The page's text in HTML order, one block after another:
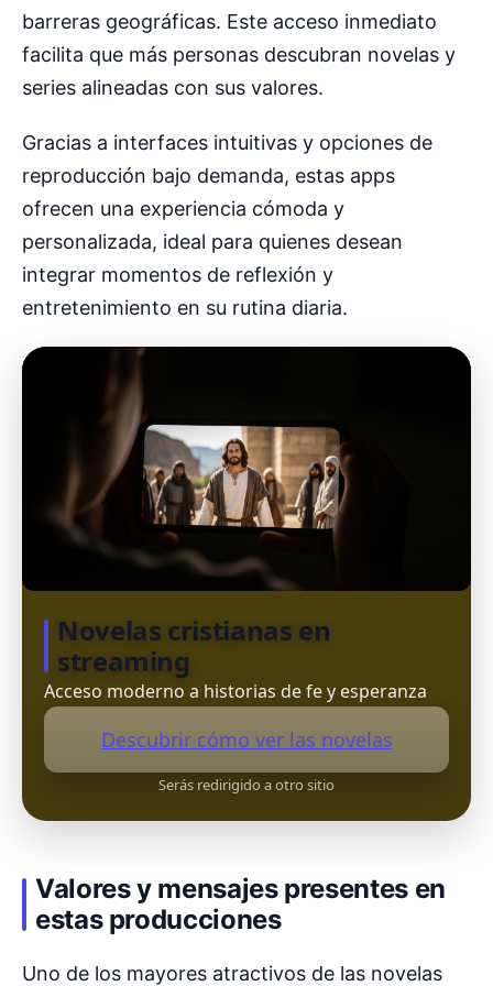
barreras geográficas. Este acceso inmediato
facilita que más personas descubran novelas y
series alineadas con sus valores.
Gracias a interfaces intuitivas y opciones de
reproducción bajo demanda, estas apps
ofrecen una experiencia cómoda y
personalizada, ideal para quienes desean
integrar momentos de reflexión y
entretenimiento en su rutina diaria.
Novelas cristianas en
streaming
Acceso moderno a historias de fe y esperanza
Descubrir cómo ver las novelas
Serás redirigido a otro sitio
Valores y mensajes presentes en
estas producciones
Uno de los mayores atractivos de las novelas